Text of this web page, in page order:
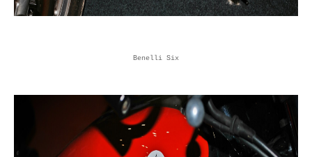
Benelli Six